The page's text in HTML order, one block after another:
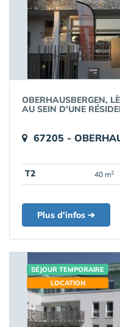
OBERHAUSBERGEN,
AU SEIN D'UNE
67205 -
T2 40 m2
Plus d'infos ➔
SÉJOUR TEMPORAIRE
LOCATION